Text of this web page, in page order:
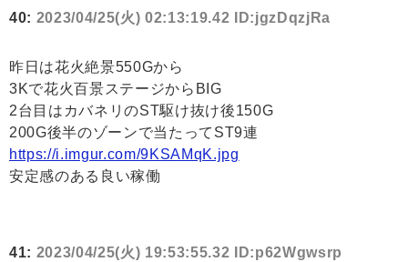
40: 2023/04/25(火) 02:13:19.42 ID:jgzDqzjRa
昨日は花火絶景550Gから
3Kで花火百景ステージからBIG
2台目はカバネリのST駆け抜け後150G
200G後半のゾーンで当たってST9連
https://i.imgur.com/9KSAMqK.jpg
安定感のある良い稼働
41: 2023/04/25(火) 19:53:55.32 ID:p62Wgwsrp